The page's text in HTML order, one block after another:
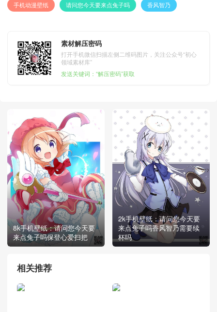
手机动漫壁纸 请问您今天要来点兔子吗 香风智乃
素材解压密码
打开手机微信扫描左侧二维码图片，关注公众号“初心
领域素材库”
发送关键词：“解压密码”获取
8k手机壁纸：请问您今天要
来点兔子吗保登心爱扫把
2k手机壁纸：请问您今天要
来点兔子吗香风智乃需要续
杯吗
相关推荐